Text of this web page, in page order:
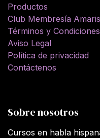
Productos
Club Membresía Amaris
Términos y
Aviso Legal
Política de privacidad
Contáctenos
Sobre nosotros
Cursos en habla